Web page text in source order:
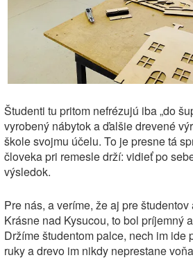
Študenti tu pritom nefrézujú iba „do
vyrobený nábytok a ďalšie drevené
škole svojmu účelu. To je presne tá
človeka pri remesle drží: vidieť po
výsledok.
Pre nás, a veríme, že aj pre
Krásne nad Kysucou, to bol príjemný
Držíme študentom palce, nech im ide
ruky a drevo im nikdy neprestane